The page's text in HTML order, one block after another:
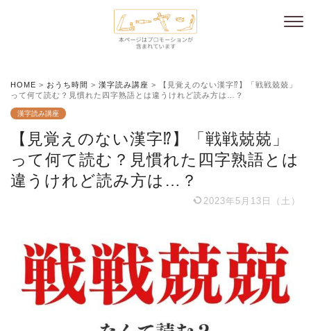
HOME > おうち時間 > 漢字読み講座 >
【見覚えのない漢字⁉︎】「戦戦兢兢」
って何て読む？見慣れた四字熟語とは違うけれど読み方は…？
漢字読み講座
【見覚えのない漢字⁉︎】「戦戦兢兢」
って何て読む？見慣れた四字熟語とは
違うけれど読み方は…？
2023年5月13日（土）